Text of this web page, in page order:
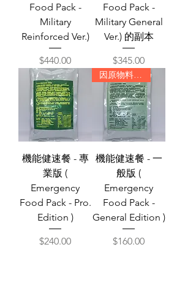
Food Pack -
Military
Reinforced Ver.)
價格
$440.00
Food Pack -
Military General
Ver.) 的副本
價格
$345.00
機能健速餐 - 專
業版 (
Emergency
Food Pack - Pro.
Edition )
價格
$240.00
因原物料供應有限，暫停製作
機能健速餐 - 一
般版 (
Emergency
Food Pack -
General Edition )
價格
$160.00